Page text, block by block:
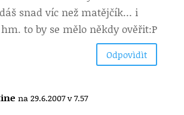
snad víc než matějčík… i
to by se mělo někdy ověřit:P
Odpovìdìt
na 29.6.2007 v 7.57